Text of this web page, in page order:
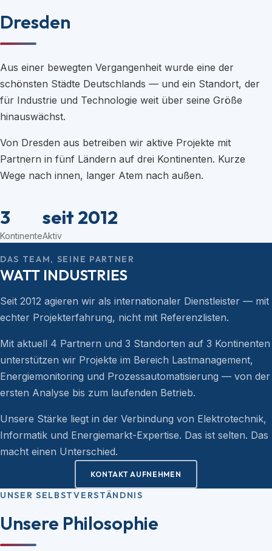
Dresden
Aus einer bewegten Vergangenheit wurde eine der
schönsten Städte Deutschlands — und ein Standort, der
für Industrie und Technologie weit über seine Größe
hinauswächst.
Von Dresden aus betreiben wir aktive Projekte mit
Partnern in fünf Ländern auf drei Kontinenten. Kurze
Wege nach innen, langer Atem nach außen.
3
Kontinente
seit 2012
Aktiv
DAS TEAM, SEINE PARTNER
WATT INDUSTRIES
Seit 2012 agieren wir als internationaler Dienstleister — mit
echter Projekterfahrung, nicht mit Referenzlisten.
Mit aktuell 4 Partnern und 3 Standorten auf 3 Kontinenten
unterstützen wir Projekte im Bereich Lastmanagement,
Energiemonitoring und Prozessautomatisierung — von der
ersten Analyse bis zum laufenden Betrieb.
Unsere Stärke liegt in der Verbindung von Elektrotechnik,
Informatik und Energiemarkt-Expertise. Das ist selten. Das
macht einen Unterschied.
KONTAKT AUFNEHMEN
UNSER SELBSTVERSTÄNDNIS
Unsere Philosophie